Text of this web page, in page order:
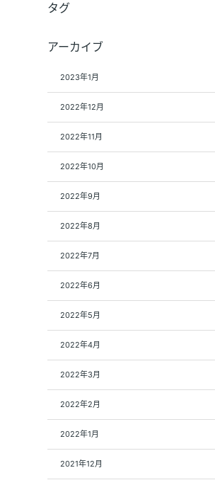
タグ
アーカイブ
2023年1月
2022年12月
2022年11月
2022年10月
2022年9月
2022年8月
2022年7月
2022年6月
2022年5月
2022年4月
2022年3月
2022年2月
2022年1月
2021年12月